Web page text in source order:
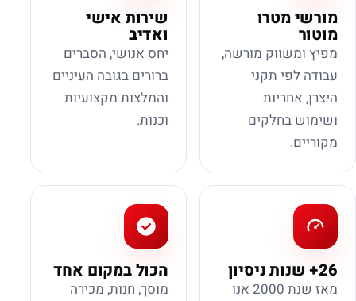
מורשי מטרו
מוטור
מפיץ ומשווק מורשה,
עבודה לפי תקני
היצרן, אחריות
ושימוש בחלקים
מקוריים.
שירות אישי
ואדיב
יחס אנושי, הסברים
ברורים בגובה העיניים
והמלצות מקצועיות
וכנות.
26+ שנות ניסיון
מאז שנת 2000 אנו
הכול במקום אחד
מוסך, חנות, מכירה